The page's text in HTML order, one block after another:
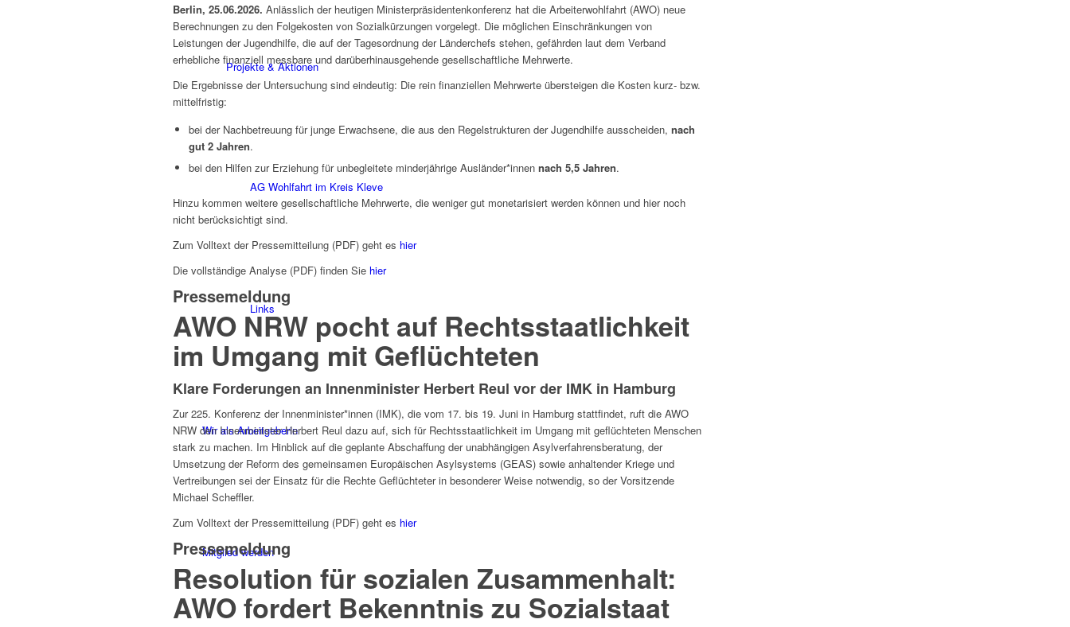
Projekte & Aktionen
AG Wohlfahrt im Kreis Kleve
Links
Wir als Arbeitgeberin
Mitglied werden
Berlin, 25.06.2026. Anlässlich der heutigen Ministerpräsidentenkonferenz hat die Arbeiterwohlfahrt (AWO) neue
Berechnungen zu den Folgekosten von Sozialkürzungen vorgelegt. Die möglichen Einschränkungen von
Leistungen der Jugendhilfe, die auf der Tagesordnung der Länderchefs stehen, gefährden laut dem Verband
erhebliche finanziell messbare und darüberhinausgehende gesellschaftliche Mehrwerte.
Die Ergebnisse der Untersuchung sind eindeutig: Die rein finanziellen Mehrwerte übersteigen die Kosten kurz- bzw.
mittelfristig:
bei der Nachbetreuung für junge Erwachsene, die aus den Regelstrukturen der Jugendhilfe ausscheiden, nach
gut 2 Jahren.
bei den Hilfen zur Erziehung für unbegleitete minderjährige Ausländer*innen nach 5,5 Jahren.
Hinzu kommen weitere gesellschaftliche Mehrwerte, die weniger gut monetarisiert werden können und hier noch
nicht berücksichtigt sind.
Zum Volltext der Pressemitteilung (PDF) geht es hier
Die vollständige Analyse (PDF) finden Sie hier
Pressemeldung
AWO NRW pocht auf Rechtsstaatlichkeit
im Umgang mit Geflüchteten
Klare Forderungen an Innenminister Herbert Reul vor der IMK in Hamburg
Zur 225. Konferenz der Innenminister*innen (IMK), die vom 17. bis 19. Juni in Hamburg stattfindet, ruft die AWO
NRW den Innenminister Herbert Reul dazu auf, sich für Rechtsstaatlichkeit im Umgang mit geflüchteten Menschen
stark zu machen. Im Hinblick auf die geplante Abschaffung der unabhängigen Asylverfahrensberatung, der
Umsetzung der Reform des gemeinsamen Europäischen Asylsystems (GEAS) sowie anhaltender Kriege und
Vertreibungen sei der Einsatz für die Rechte Geflüchteter in besonderer Weise notwendig, so der Vorsitzende
Michael Scheffler.
Zum Volltext der Pressemitteilung (PDF) geht es hier
Pressemeldung
Resolution für sozialen Zusammenhalt:
AWO fordert Bekenntnis zu Sozialstaat